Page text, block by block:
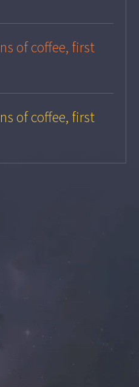
of coffee, first
of coffee, first